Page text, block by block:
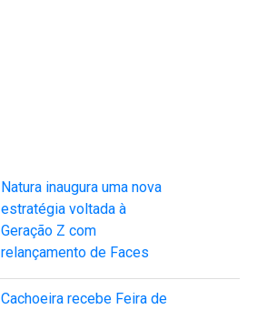
Natura inaugura uma nova
estratégia voltada à
Geração Z com
relançamento de Faces
Cachoeira recebe Feira de